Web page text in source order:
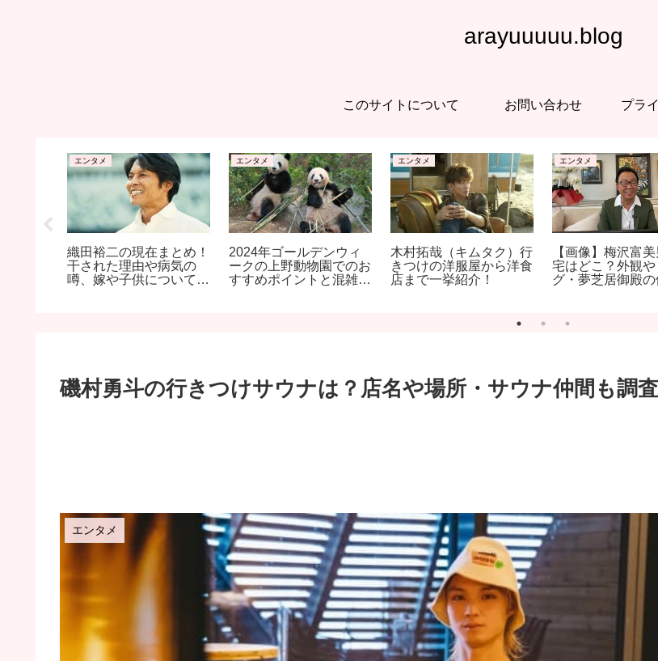
arayuuuuu.blog
このサイトについて お問い合わせ プラ
エンタメ
織田裕二の現在まとめ！
干された理由や病気の
噂、嫁や子供について調
エンタメ
2024年ゴールデンウィ
ークの上野動物園でのお
すすめポイントと混雑対
エンタメ
木村拓哉（キムタク）行
きつけの洋服屋から洋食
店まで一挙紹介！
エンタメ
【画像】梅沢富
宅はどこ？外観や
グ・夢芝居御殿の
磯村勇斗の行きつけサウナは？店名や場所・サウナ仲間も調査
エンタメ